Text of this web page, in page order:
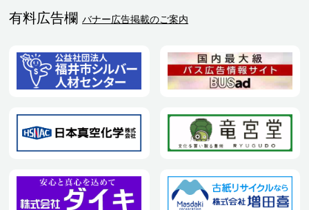
有料広告欄 バナー広告掲載のご案内